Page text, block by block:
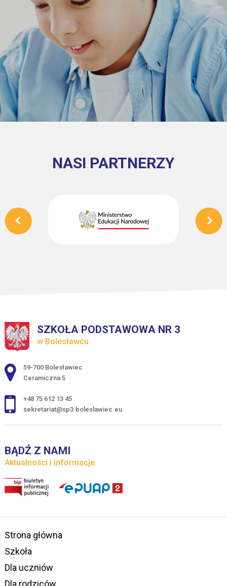
NASI PARTNERZY
SZKOŁA PODSTAWOWA NR 3
w Bolesławcu
Adres pocztowy:
59-700 Bolesławiec
Ceramiczna 5
+48 75 612 13 45
sekretariat@sp3.boleslawiec.eu
BĄDŹ Z NAMI
Aktualności i informacje
Strona główna
Szkoła
Dla uczniów